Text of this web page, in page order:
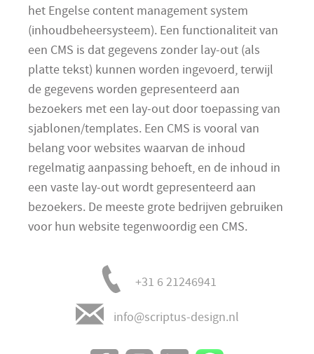
het Engelse content management system
(inhoudbeheersysteem). Een functionaliteit van
een CMS is dat gegevens zonder lay-out (als
platte tekst) kunnen worden ingevoerd, terwijl
de gegevens worden gepresenteerd aan
bezoekers met een lay-out door toepassing van
sjablonen/templates. Een CMS is vooral van
belang voor websites waarvan de inhoud
regelmatig aanpassing behoeft, en de inhoud in
een vaste lay-out wordt gepresenteerd aan
bezoekers. De meeste grote bedrijven gebruiken
voor hun website tegenwoordig een CMS.
+31 6 21246941
info@scriptus-design.nl